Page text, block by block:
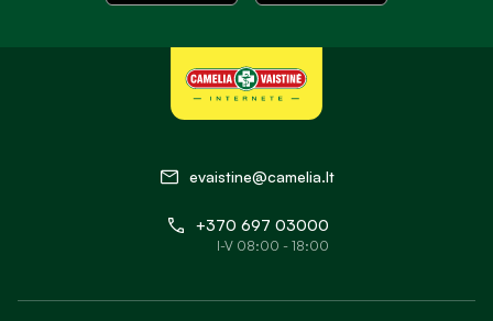
evaistine@camelia.lt
+370 697 03000
I-V 08:00 - 18:00